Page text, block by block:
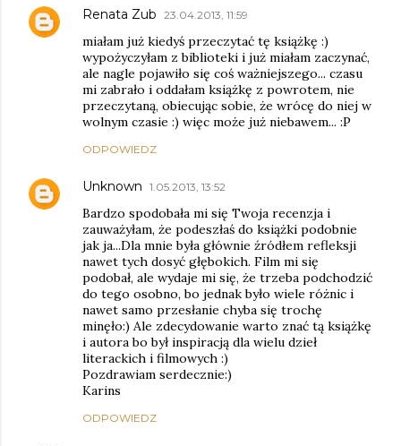
Renata Zub 23.04.2013, 11:59
miałam już kiedyś przeczytać tę książkę :)
wypożyczyłam z biblioteki i już miałam zaczynać,
ale nagle pojawiło się coś ważniejszego... czasu
mi zabrało i oddałam książkę z powrotem, nie
przeczytaną, obiecując sobie, że wrócę do niej w
wolnym czasie :) więc może już niebawem... :P
ODPOWIEDZ
Unknown 1.05.2013, 13:52
Bardzo spodobała mi się Twoja recenzja i
zauważyłam, że podeszłaś do książki podobnie
jak ja...Dla mnie była głównie źródłem refleksji
nawet tych dosyć głębokich. Film mi się
podobał, ale wydaje mi się, że trzeba podchodzić
do tego osobno, bo jednak było wiele różnic i
nawet samo przesłanie chyba się trochę
minęło:) Ale zdecydowanie warto znać tą książkę
i autora bo był inspiracją dla wielu dzieł
literackich i filmowych :)
Pozdrawiam serdecznie:)
Karins
ODPOWIEDZ